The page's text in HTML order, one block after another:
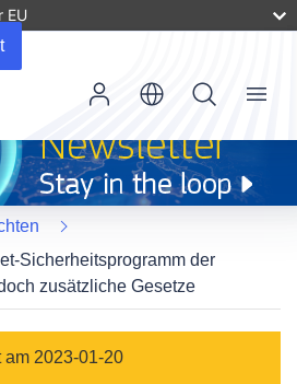
EU
Menu
Sicherheitsprogramm der
zusätzliche Gesetze
am 2023-01-20